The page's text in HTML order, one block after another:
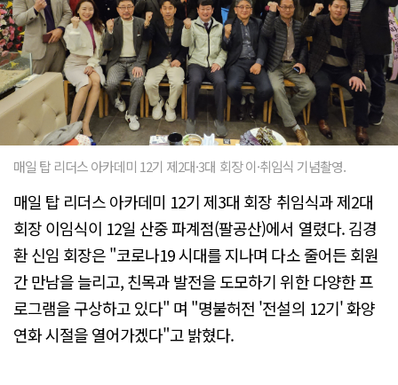
매일 탑 리더스 아카데미 12기 제2대·3대 회장 이·취임식 기념촬영.
매일 탑 리더스 아카데미 12기 제3대 회장 취임식과 제2대
회장 이임식이 12일 산중 파계점(팔공산)에서 열렸다. 김경
환 신임 회장은 "코로나19 시대를 지나며 다소 줄어든 회원
간 만남을 늘리고, 친목과 발전을 도모하기 위한 다양한 프
로그램을 구상하고 있다" 며 "명불허전 '전설의 12기' 화양
연화 시절을 열어가겠다"고 밝혔다.